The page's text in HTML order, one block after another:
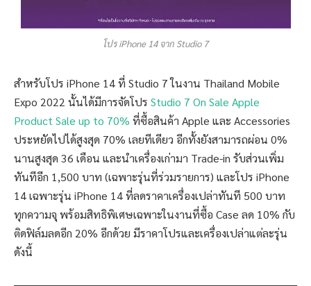
โปร iPhone 14 จาก Studio 7
สำหรับโปร iPhone 14 ที่ Studio 7 ในงาน Thailand Mobile
Expo 2022 นั้นได้มีการจัดโปร Studio 7 On Sale Apple
Product Sale up to 70% ที่ซื้อสินค้า Apple และ Accessories
ประหยัดไปได้สูงสุด 70% เลยทีเดียว อีกทั้งยังสามารถผ่อน 0%
นานสูงสุด 36 เดือน และนำเครื่องเก่ามา Trade-in รับส่วนเพิ่ม
ทันทีอีก 1,500 บาท (เฉพาะรุ่นที่ร่วมรายการ) และโปร iPhone
14 เฉพาะรุ่น iPhone 14 ที่ลดราคาเครื่องเปล่าทันที 500 บาท
ทุกความจุ พร้อมสิทธิพิเศษเฉพาะในงานที่ซื้อ Case ลด 10% กับ
ติดฟิล์มลดอีก 20% อีกด้วย มีราคาโปรและเครื่องเปล่าแต่ละรุ่น
ดังนี้